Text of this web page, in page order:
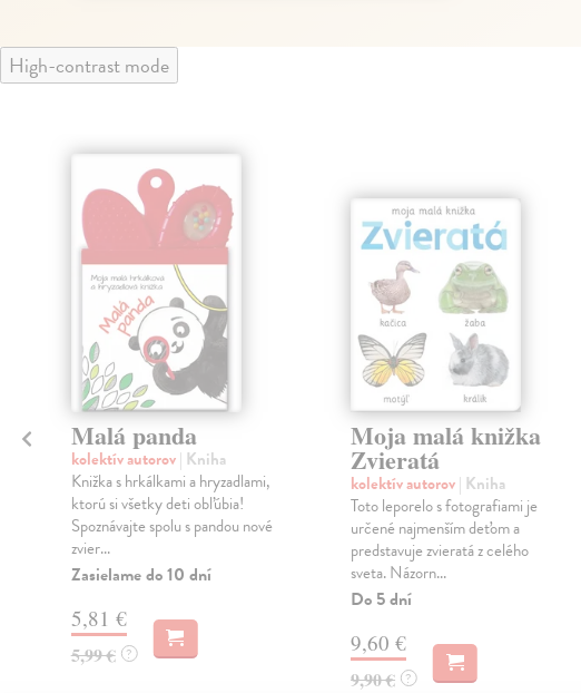
High-contrast mode
Malá panda
kolektív autorov| Kniha
Knižka s hrkálkami a hryzadlami,
ktorú si všetky deti obľúbia!
Spoznávajte spolu s pandou nové
zvier...
Zasielame do 10 dní
5,81 €
5,99 € ?
Moja malá knižka
Zvieratá
kolektív autorov| Kniha
Toto leporelo s fotografiami je
určené najmenším deťom a
predstavuje zvieratá z celého
sveta. Názorn...
Do 5 dní
9,60 €
9,90 € ?